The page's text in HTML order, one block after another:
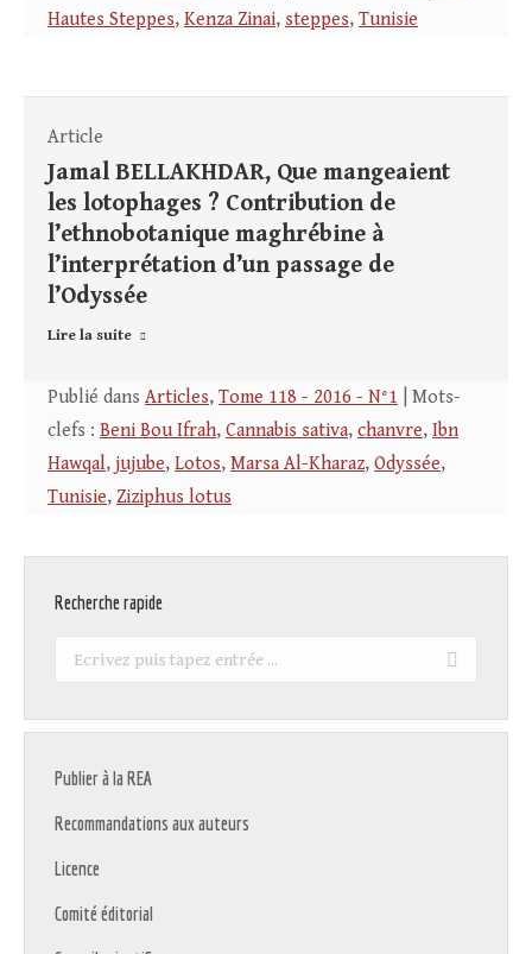
Hautes Steppes, Kenza Zinai, steppes, Tunisie
Article
Jamal BELLAKHDAR, Que mangeaient
les lotophages ? Contribution de
l’ethnobotanique maghrébine à
l’interprétation d’un passage de
l’Odyssée
Lire la suite
Publié dans Articles, Tome 118 - 2016 - N°1 | Mots-
clefs : Beni Bou Ifrah, Cannabis sativa, chanvre, Ibn
Hawqal, jujube, Lotos, Marsa Al-Kharaz, Odyssée,
Tunisie, Ziziphus lotus
Recherche rapide
Recherche
Publier à la REA
Recommandations aux auteurs
Licence
Comité éditorial